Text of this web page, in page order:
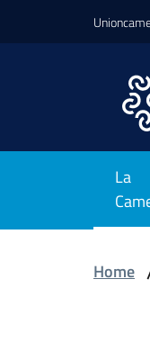
Vai al contenuto
Vai alla navigazione
La
Home